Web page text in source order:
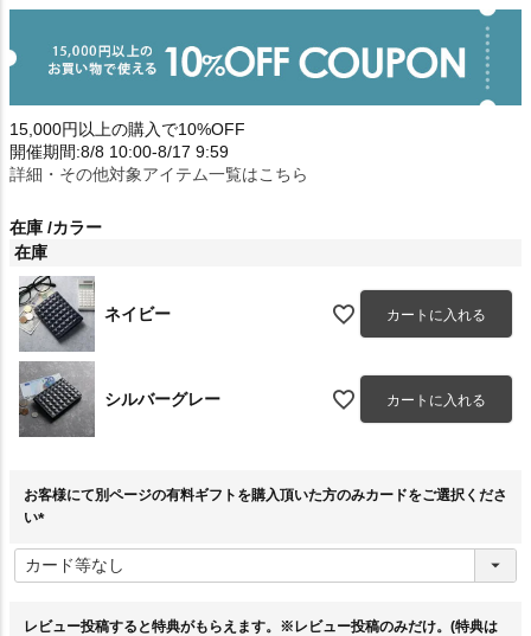
15,000円以上の購入で10%OFF
開催期間:8/8 10:00-8/17 9:59
詳細・その他対象アイテム一覧はこちら
在庫 カラー
在庫
ネイビー カートに入れる
シルバーグレー カートに入れる
お客様にて別ページの有料ギフトを購入頂いた方のみカードをご選択くださ
い
必
須
レビュー投稿すると特典がもらえます。※レビュー投稿のみだけ。(特典は